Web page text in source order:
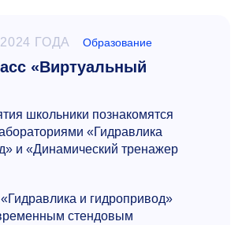
ГОДА Образование
«Виртуальный
школьники познакомятся
«Гидравлика
и «Динамический тренажер
и гидропривод»
стендовым